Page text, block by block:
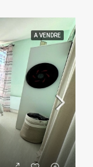
A VENDRE